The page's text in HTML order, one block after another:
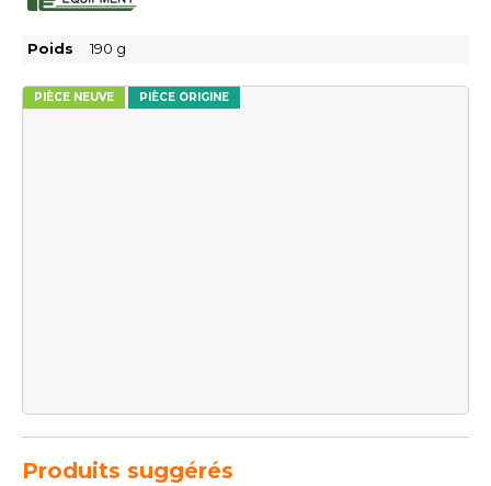
PIÈCE NEUVE PIÈCE ORIGINE
Poids 190 g
Produits suggérés